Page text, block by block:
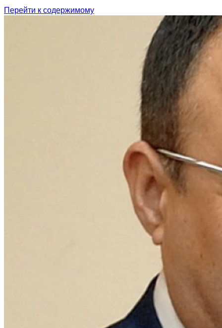
Перейти к содержимому